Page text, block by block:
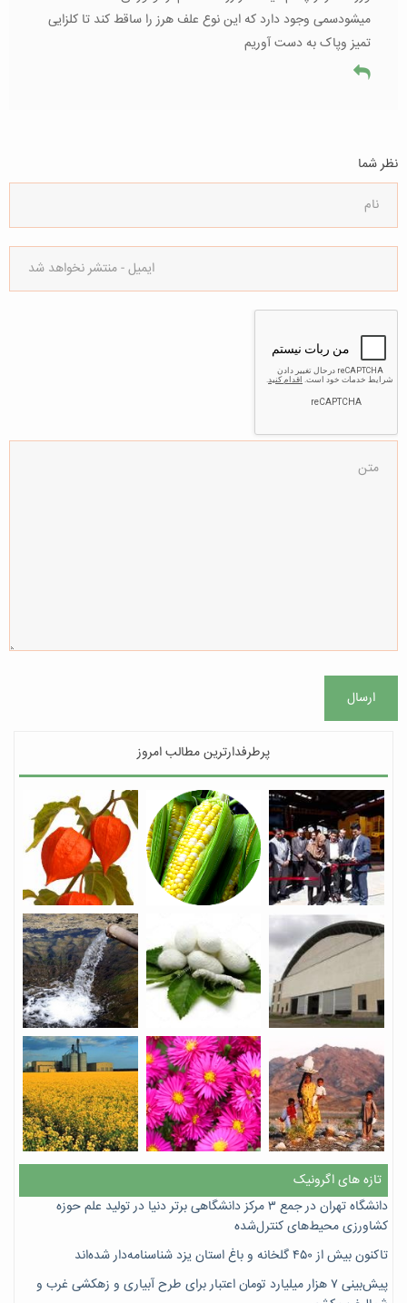
میشودسمی وجود دارد که این نوع علف هرز را ساقط کند تا کلزایی
تمیز وپاک به دست آوریم
نظر شما
ارسال
پرطرفدارترین مطالب امروز
تازه های اگرونیک
دانشگاه تهران در جمع ۳ مرکز دانشگاهی برتر دنیا در تولید علم حوزه
کشاورزی محیط‌های کنترل‌شده
تاکنون بیش از ۴۵۰ گلخانه و باغ استان یزد شناسنامه‌دار شده‌اند
پیش‌بینی ۷‌ هزار میلیارد تومان اعتبار برای طرح آبیاری و زهکشی غرب و